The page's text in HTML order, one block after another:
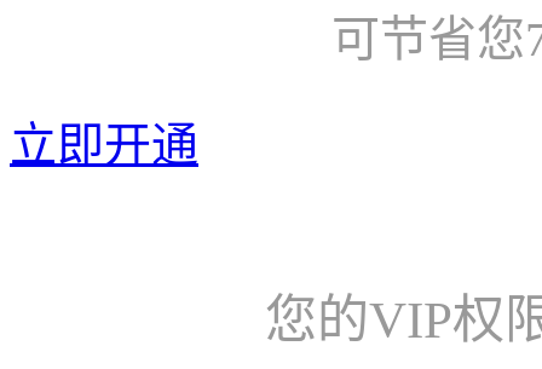
可节省您
立即开通
您的VIP权